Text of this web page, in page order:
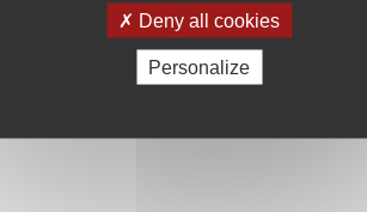
Deny all cookies
Personalize